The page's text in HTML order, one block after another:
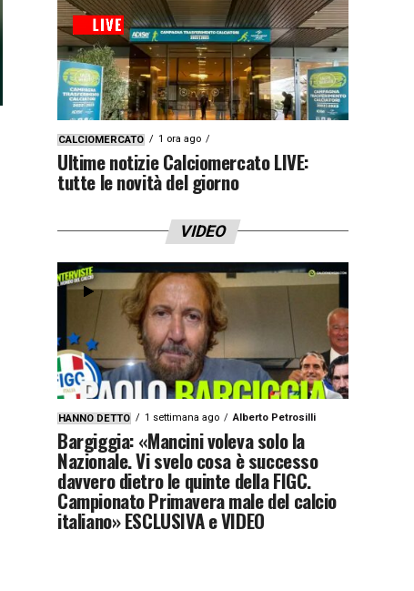
CALCIOMERCATO 1 ora ago
Ultime notizie Calciomercato LIVE:
tutte le novità del giorno
VIDEO
HANNO DETTO 1 settimana ago Alberto Petrosilli
Bargiggia: «Mancini voleva solo la
Nazionale. Vi svelo cosa è successo
davvero dietro le quinte della FIGC.
Campionato Primavera male del calcio
italiano» ESCLUSIVA e VIDEO